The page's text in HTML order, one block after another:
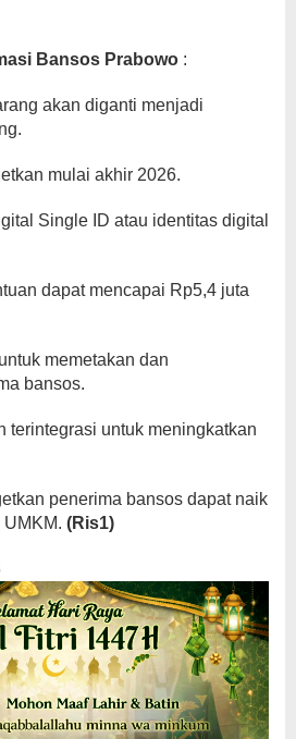
Bansos Prabowo :
akan diganti menjadi
mulai akhir 2026.
Single ID atau identitas digital
dapat mencapai Rp5,4 juta
memetakan dan
bansos.
terintegrasi untuk meningkatkan
penerima bansos dapat naik
(Ris1)